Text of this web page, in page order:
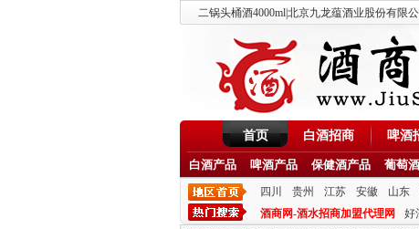
二锅头桶酒4000ml|北京九龙蕴酒业股份有限公
首页 白酒招商 啤酒
白酒产品 啤酒产品 保健酒产品 葡萄
四川 贵州 江苏 安徽 山东
酒商网-酒水招商加盟代理网
好